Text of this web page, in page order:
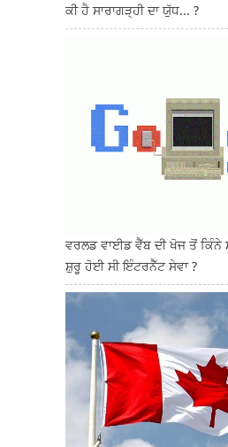
ਕੀ ਹੈ ਸਾਰਾਗੜ੍ਹੀ ਦਾ ਯੁੱਧ... ?
ਵਰਲਡ ਵਾਈਡ ਵੈੱਬ ਦੀ ਖੋਜ ਤੋਂ ਕਿੰਨੇ
ਸ਼ੁਰੂ ਹੋਈ ਸੀ ਇੰਟਰਨੈੱਟ ਸੇਵਾ ?